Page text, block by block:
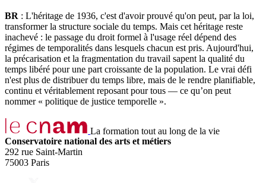
BR : L'héritage de 1936, c'est d'avoir prouvé qu'on peut, par la loi,
transformer la structure sociale du temps. Mais cet héritage reste
inachevé : le passage du droit formel à l'usage réel dépend des
régimes de temporalités dans lesquels chacun est pris. Aujourd'hui,
la précarisation et la fragmentation du travail sapent la qualité du
temps libéré pour une part croissante de la population. Le vrai défi
n'est plus de distribuer du temps libre, mais de le rendre planifiable,
continu et véritablement reposant pour tous — ce qu’on peut
nommer « politique de justice temporelle ».
La formation tout au long de la vie
Conservatoire national des arts et métiers
292 rue Saint-Martin
75003 Paris